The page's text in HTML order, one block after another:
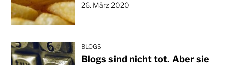
26. März 2020
BLOGS
Blogs sind nicht tot. Aber sie